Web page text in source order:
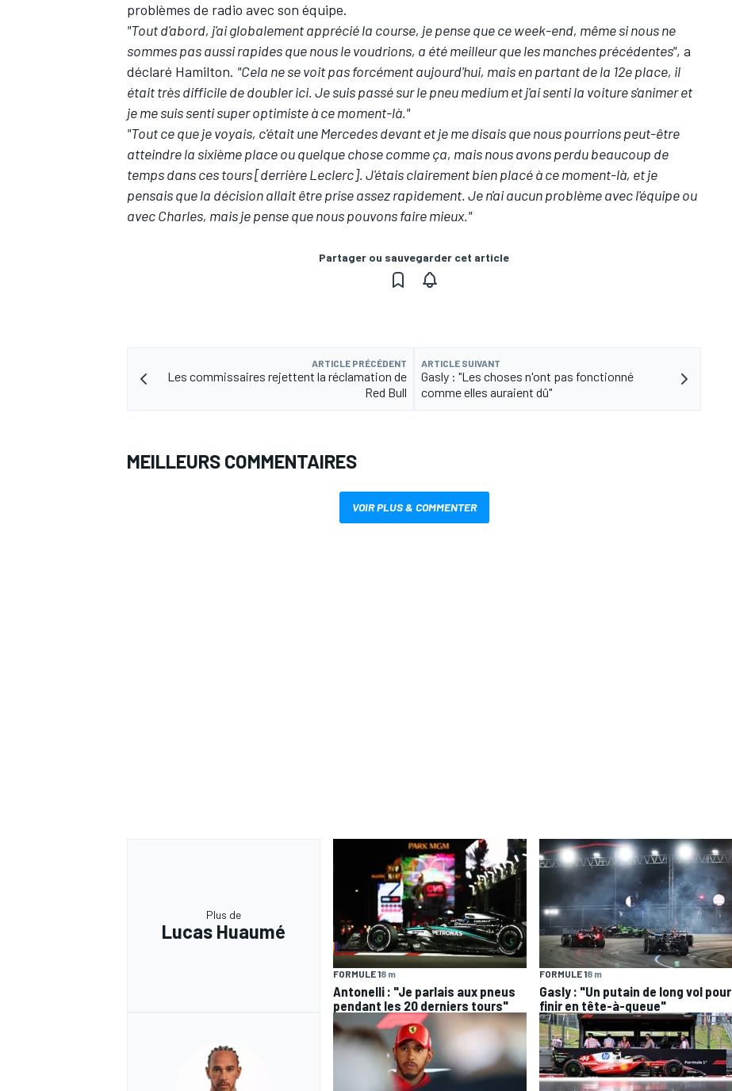
AUTRES CHAMPIONNATS
problèmes de radio avec son équipe.
"Tout d'abord, j'ai globalement apprécié la course, je pense que ce week-end, même si nous ne
sommes pas aussi rapides que nous le voudrions, a été meilleur que les manches précédentes", a
déclaré Hamilton. "Cela ne se voit pas forcément aujourd'hui, mais en partant de la 12e place, il
était très difficile de doubler ici. Je suis passé sur le pneu medium et j'ai senti la voiture s'animer et
je me suis senti super optimiste à ce moment-là."
"Tout ce que je voyais, c'était uneMercedesdevant et je me disais que nous pourrions peut-être
atteindre la sixième place ou quelque chose comme ça, mais nous avons perdu beaucoup de
temps dans ces tours [derrière Leclerc]. J'étais clairement bien placé à ce moment-là, et je
pensais que la décision allait être prise assez rapidement. Je n'ai aucun problème avec l'équipe ou
avec Charles, mais je pense que nous pouvons faire mieux."
Partager ou sauvegarder cet article
ARTICLE PRÉCÉDENT
Les commissaires rejettent la réclamation de
Red Bull
ARTICLE SUIVANT
Gasly : "Les choses n'ont pas fonctionné
comme elles auraient dû"
MEILLEURS COMMENTAIRES
VOIR PLUS & COMMENTER
Plus de
Lucas Huaumé
FORMULE 18 m
Antonelli : "Je parlais aux pneus
pendant les 20 derniers tours"
FORMULE 18 m
Gasly : "Un putain de long vol pour
finir en tête-à-queue"